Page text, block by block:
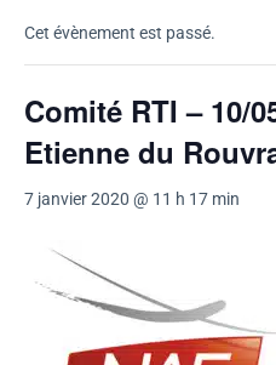
Cet évènement est passé.
Comité RTI – 10/
Etienne du
7 janvier 2020 @ 11 h 17 min